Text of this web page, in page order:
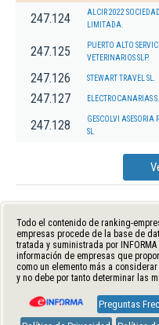
247.124
ALCIR 2022 SOCIEDAD
LIMITADA.
247.125
PUERTO ALTO
VETERINARIOS SLP.
247.126 STEWART TRAVEL SL.
247.127 ELECTROCANARIAS
247.128
GESCOLVI ASESORIA
SL
Todo el contenido de ranking-
empresas procede de la base de
tratada y suministrada por INFORMA
información de empresas que
como un elemento más a
y no debe por tanto determinar las
Preguntas